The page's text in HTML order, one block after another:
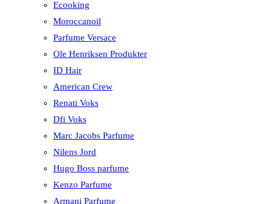
Ecooking
Moroccanoil
Parfume Versace
Ole Henriksen Produkter
ID Hair
American Crew
Renati Voks
Dfi Voks
Marc Jacobs Parfume
Nilens Jord
Hugo Boss parfume
Kenzo Parfume
Armani Parfume